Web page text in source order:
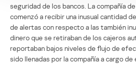
seguridad de los bancos. La compañía
comenzó a recibir una inusual cantidad
de alertas con respecto a las también
dinero que se retiraban de los cajeros
reportaban bajos niveles de flujo de
sido llenadas por la compañía a cargo de